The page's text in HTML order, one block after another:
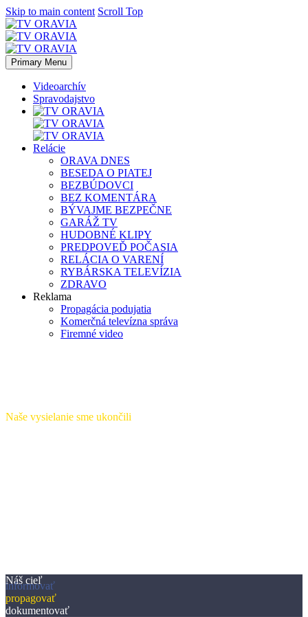
Skip to main content Scroll Top
Primary Menu
Videoarchív
Spravodajstvo
Relácie
ORAVA DNES
BESEDA O PIATEJ
BEZBÚDOVCI
BEZ KOMENTÁRA
BÝVAJME BEZPEČNE
GARÁŽ TV
HUDOBNÉ KLIPY
PREDPOVEĎ POČASIA
RELÁCIA O VARENÍ
RYBÁRSKA TELEVÍZIA
ZDRAVO
Reklama
Propagácia podujatia
Komerčná televízna správa
Firemné video
Naše vysielanie sme ukončili
Náš cieľ
informovať
propagovať
dokumentovať